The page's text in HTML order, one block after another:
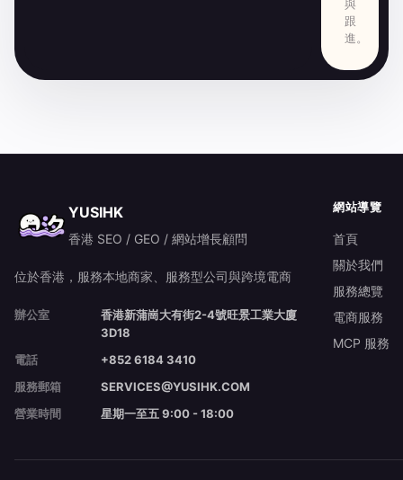
與
跟
進。
YUSIHK
香港 SEO / GEO / 網站增長顧問
位於香港，服務本地商家、服務型公司與跨境電商
辦公室
香港新蒲崗大有街2-4號旺景工業大廈
3D18
電話
+852 6184 3410
服務郵箱
SERVICES@YUSIHK.COM
營業時間
星期一至五 9:00 - 18:00
網站導覽
首頁
關於我們
服務總覽
電商服務
MCP 服務